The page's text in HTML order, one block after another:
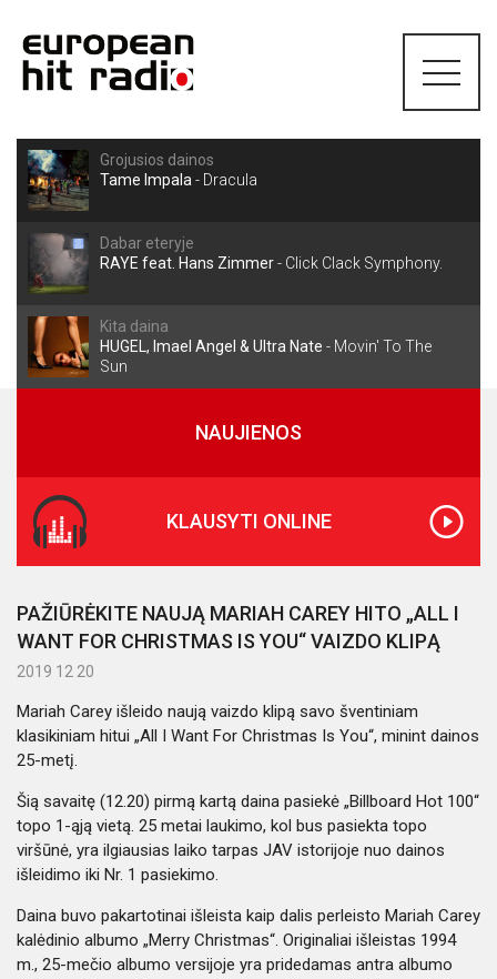
Grojusios dainos
Tame Impala - Dracula
Dabar eteryje
RAYE feat. Hans Zimmer- Click Clack Symphony.
Kita daina
HUGEL, Imael Angel & Ultra Nate - Movin' To The
Sun
NAUJIENOS
KLAUSYTI ONLINE
PAŽIŪRĖKITE NAUJĄ MARIAH CAREY HITO „ALL I
WANT FOR CHRISTMAS IS YOU“ VAIZDO KLIPĄ
2019 12 20
Mariah Carey išleido naują vaizdo klipą savo šventiniam
klasikiniam hitui „All I Want For Christmas Is You“, minint dainos
25-metį.
Šią savaitę (12.20) pirmą kartą daina pasiekė „Billboard Hot 100“
topo 1-ąją vietą. 25 metai laukimo, kol bus pasiekta topo
viršūnė, yra ilgiausias laiko tarpas JAV istorijoje nuo dainos
išleidimo iki Nr. 1 pasiekimo.
Daina buvo pakartotinai išleista kaip dalis perleisto Mariah Carey
kalėdinio albumo „Merry Christmas“. Originaliai išleistas 1994
m., 25-mečio albumo versijoje yra pridedamas antra albumo